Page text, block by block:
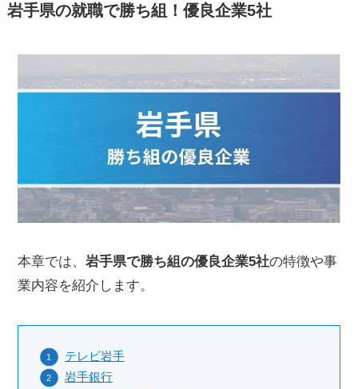
岩手県の就職で勝ち組！優良企業5社
本章では、岩手県で勝ち組の優良企業5社の特徴や事
業内容を紹介します。
テレビ岩手
岩手銀行